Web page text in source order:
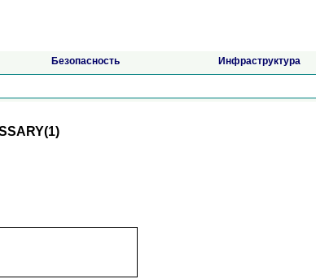
Безопасность Инфраструктура